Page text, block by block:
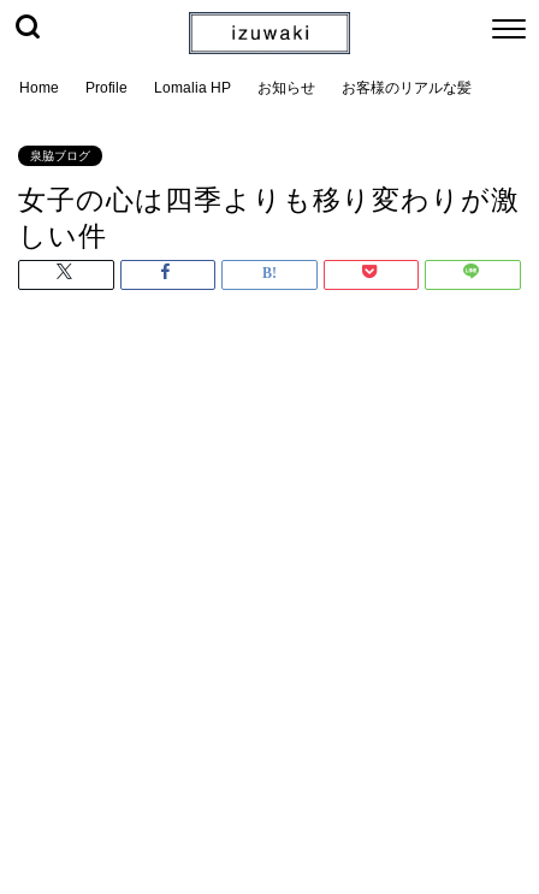
Home Profile Lomalia HP お知らせ お客様のリアルな髪
泉脇ブログ
女子の心は四季よりも移り変わりが激
しい件